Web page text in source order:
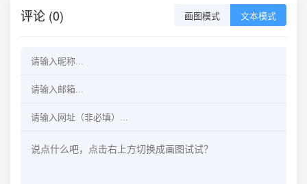
评论 (0) 画图模式 文本模式